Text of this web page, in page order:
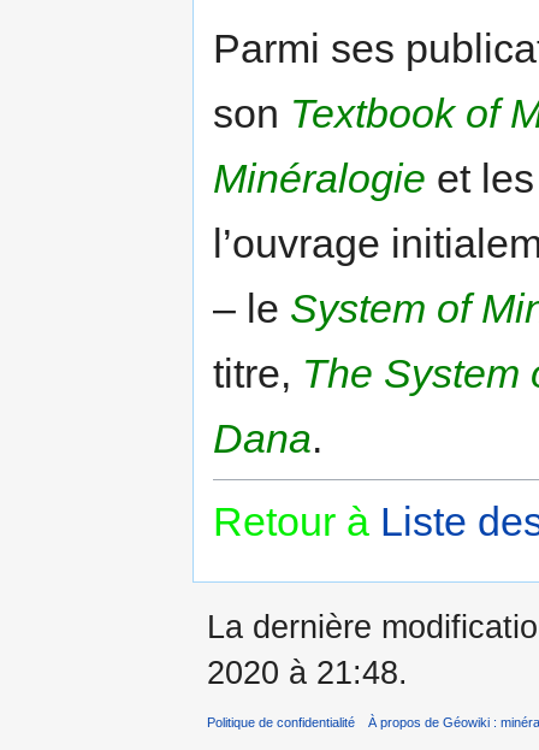
Parmi ses
son Textbook of
Minéralogie et
l’ouvrage
– le System of
titre, The System
Dana.
Retour à Liste
La dernière
2020 à 21:48.
Politique de confidentialité À propos de Géowiki :